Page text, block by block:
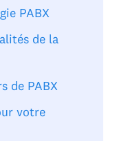
PABX
de la
de PABX
votre